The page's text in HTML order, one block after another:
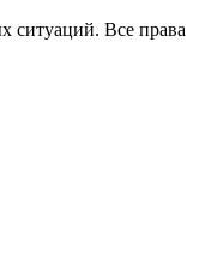
ситуаций. Все права